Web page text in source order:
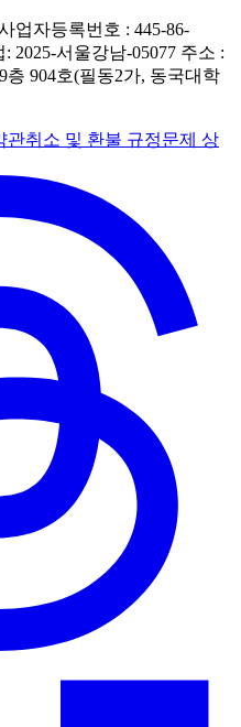
업자등록번호 : 445-86-
2025-서울강남-05077 주소 :
904호(필동2가, 동국대학
관취소 및 환불 규정문제 상